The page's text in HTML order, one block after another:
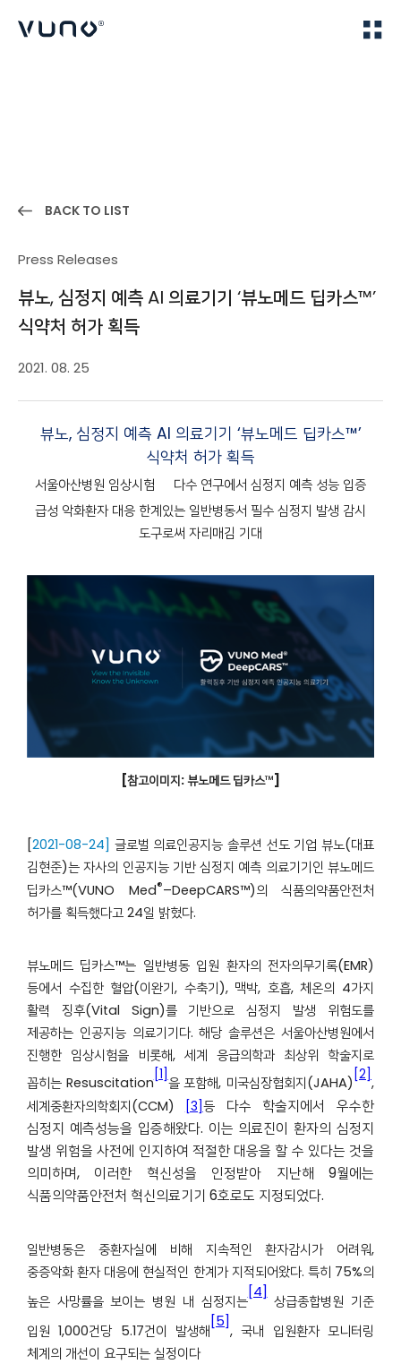
BACK TO LIST
Press Releases
뷰노, 심정지 예측 AI 의료기기 ‘뷰노메드 딥카스™’
식약처 허가 획득
2021. 08. 25
뷰노, 심정지 예측 AI 의료기기 ‘뷰노메드 딥카스™’
식약처 허가 획득
서울아산병원 임상시험 外 다수 연구에서 심정지 예측 성능 입증
급성 악화환자 대응 한계있는 일반병동서 필수 심정지 발생 감시
도구로써 자리매김 기대
[참고이미지: 뷰노메드 딥카스™]
[2021-08-24] 글로벌 의료인공지능 솔루션 선도 기업 뷰노(대표
김현준)는 자사의 인공지능 기반 심정지 예측 의료기기인 뷰노메드
딥카스™(VUNO Med®–DeepCARS™)의 식품의약품안전처
허가를 획득했다고 24일 밝혔다.
뷰노메드 딥카스™는 일반병동 입원 환자의 전자의무기록(EMR)
등에서 수집한 혈압(이완기, 수축기), 맥박, 호흡, 체온의 4가지
활력 징후(Vital Sign)를 기반으로 심정지 발생 위험도를
제공하는 인공지능 의료기기다. 해당 솔루션은 서울아산병원에서
진행한 임상시험을 비롯해, 세계 응급의학과 최상위 학술지로
꼽히는 Resuscitation[1]을 포함해, 미국심장협회지(JAHA) [2],
세계중환자의학회지(CCM)
[3] 등 다수 학술지에서 우수한
심정지 예측성능을 입증해왔다. 이는 의료진이 환자의 심정지
발생 위험을 사전에 인지하여 적절한 대응을 할 수 있다는 것을
의미하며, 이러한 혁신성을 인정받아 지난해 9월에는
식품의약품안전처 혁신의료기기 6호로도 지정되었다.
일반병동은 중환자실에 비해 지속적인 환자감시가 어려워,
중증악화 환자 대응에 현실적인 한계가 지적되어왔다. 특히 75%의
높은 사망률을 보이는 병원 내 심정지는
[4]
상급종합병원 기준
입원 1,000건당 5.17건이 발생해
[5]
,국내 입원환자 모니터링
체계의 개선이 요구되는 실정이다